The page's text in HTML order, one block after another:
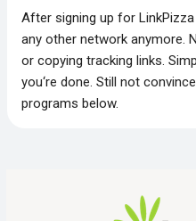
After signing up for
any other network anymore.
or copying tracking links.
you‘re done. Still not
programs below.